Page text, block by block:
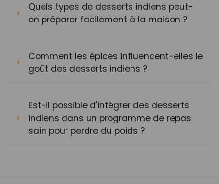
Quels types de desserts indiens peut-
on préparer facilement à la maison ?
Comment les épices influencent-elles le
goût des desserts indiens ?
Est-il possible d'intégrer des desserts
indiens dans un programme de repas
sain pour perdre du poids ?